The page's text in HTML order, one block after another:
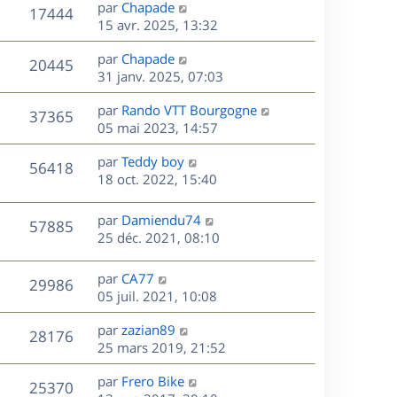
n
i
e
r
m
e
s
s
a
g
e
17444V
u
D
e
r
n
i
e
r
m
e
s
s
a
g
e
par Chapade
15 avr. 2025, 13:32
20445V
u
s
D
e
r
n
i
e
r
m
e
s
s
e
par Chapade
31 janv. 2025, 07:03
37365V
u
e
D
e
r
n
i
e
r
m
s
a
e
par Rando VTT Bourgogne
05 mai 2023, 14:57
56418V
u
e
s
D
e
n
i
r
m
e
s
a
e
par Teddy boy
18 oct. 2022, 15:40
57885V
u
e
D
e
i
e
r
m
e
s
par Damiendu74
25 déc. 2021, 08:10
29986V
u
e
s
D
e
r
n
i
e
r
par CA77
05 juil. 2021, 10:08
28176V
u
D
e
r
n
par zazian89
25 mars 2019, 21:52
25370V
D
par Frero Bike